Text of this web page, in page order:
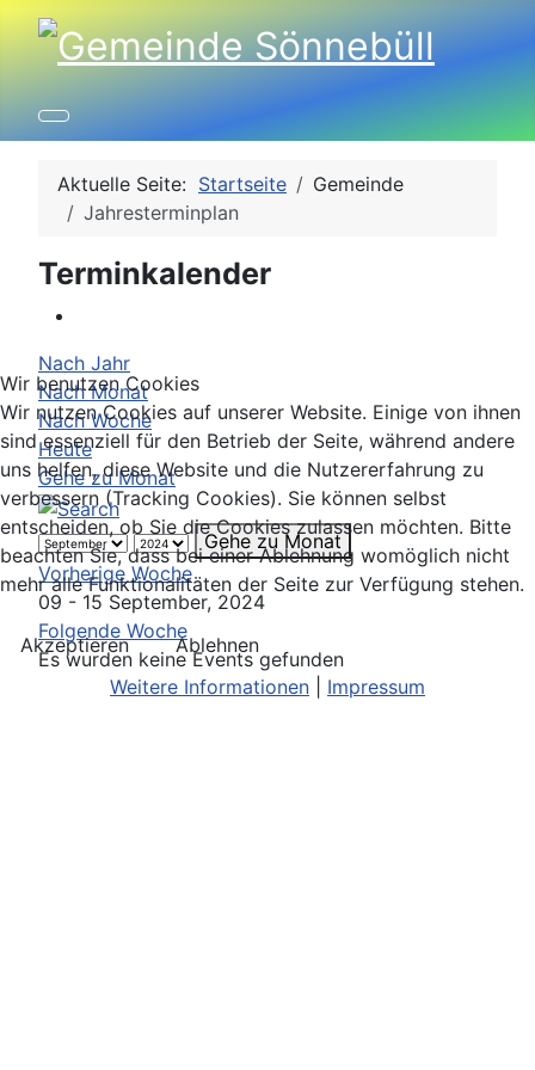
Aktuelle Seite: Startseite
Gemeinde
Jahresterminplan
Terminkalender
Nach Jahr
Nach Monat
Nach Woche
Heute
Gehe zu Monat
Gehe zu Monat
Vorherige Woche
09 - 15 September, 2024
Folgende Woche
Es wurden keine Events gefunden
Wir benutzen Cookies
Wir nutzen Cookies auf unserer Website. Einige von ihnen
sind essenziell für den Betrieb der Seite, während andere
uns helfen, diese Website und die Nutzererfahrung zu
verbessern (Tracking Cookies). Sie können selbst
entscheiden, ob Sie die Cookies zulassen möchten. Bitte
beachten Sie, dass bei einer Ablehnung womöglich nicht
mehr alle Funktionalitäten der Seite zur Verfügung stehen.
Akzeptieren
Ablehnen
Weitere Informationen
Impressum